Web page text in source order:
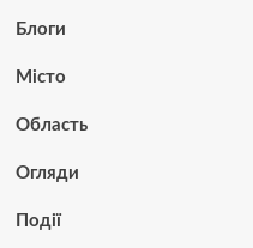
Блоги
Місто
Область
Огляди
Події